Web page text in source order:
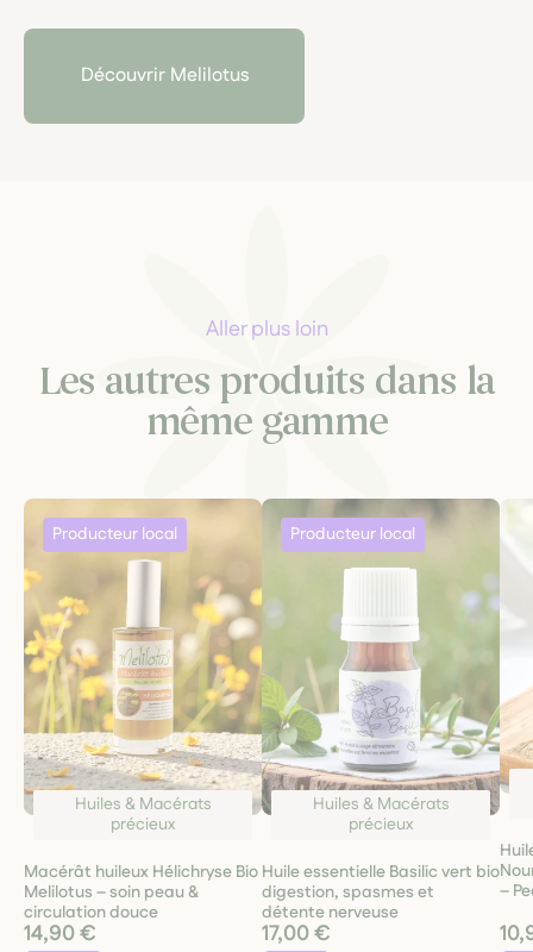
vibrante et respectueuse du végétal.
Découvrir Melilotus
Aller plus loin
Les autres produits dans la
même gamme
Huiles & Macérats
précieux
Macérât huileux Hélichryse Bio
Melilotus – soin peau &
circulation douce
14,90 €
Huiles & Macérats
précieux
Huile essentielle Basilic vert bio
digestion, spasmes et
détente nerveuse
17,00 €
–